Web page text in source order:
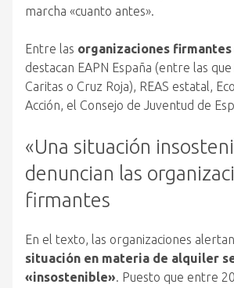
marcha «cuanto antes».
Entre las organizaciones firmantes
destacan EAPN España (entre las
Caritas o Cruz Roja), REAS estatal,
Acción, el Consejo de Juventud de
«Una situación
denuncian las
firmantes
En el texto, las organizaciones
situación en materia de alquiler
«insostenible». Puesto que entre